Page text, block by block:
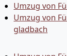
Umzug von
Umzug von
gladbach